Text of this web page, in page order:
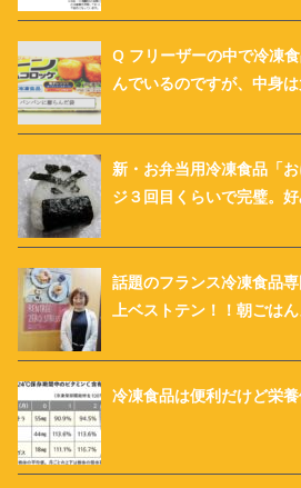
Q フリーザーの中で冷凍
んでいるのですが、中身
新・お弁当用冷凍食品「
ジ３回目くらいで完璧。
話題のフランス冷凍食品
上ベストテン！！朝ごは
冷凍食品は便利だけど栄